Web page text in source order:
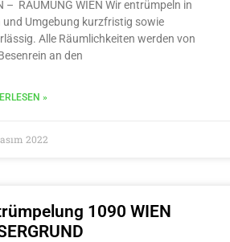
– RÄUMUNG WİEN Wir entrümpeln in
und Umgebung kurzfristig sowie
Alle Räumlichkeiten werden von
an den
»
2022
1090 WIEN